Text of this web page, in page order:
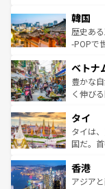
ワイを、存分
はコン
いる。
ビング
い。オ
参照して
ン）、
と山間
驚きを
容にも
照して
韓国
歴史あ
-POPで
き、地
できる
まで、
リティ
覧を参
ベトナ
豊かな
く伸び
急速な
ーチミ
醸し出
とつ。
ひ現地
タイ
タイは
国だ。
の活気
帯で自
香港
アジア